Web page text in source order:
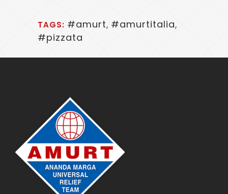
TAGS: #amurt, #amurtitalia,
#pizzata